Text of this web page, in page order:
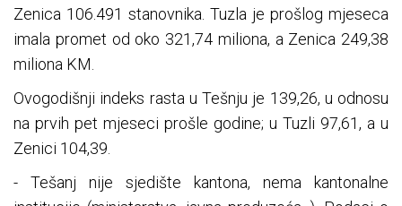
Zenica 106.491 stanovnika. Tuzla je prošlog mjeseca
imala promet od oko 321,74 miliona, a Zenica 249,38
miliona KM.
Ovogodišnji indeks rasta u Tešnju je 139,26, u odnosu
na prvih pet mjeseci prošle godine; u Tuzli 97,61, a u
Zenici 104,39.
- Tešanj nije sjedište kantona, nema kantonalne